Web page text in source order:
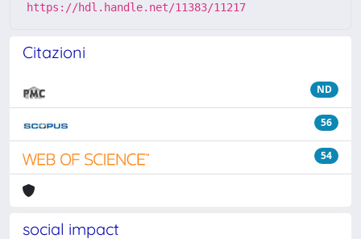
https://hdl.handle.net/11383/11217
Citazioni
ND
56
54
social impact